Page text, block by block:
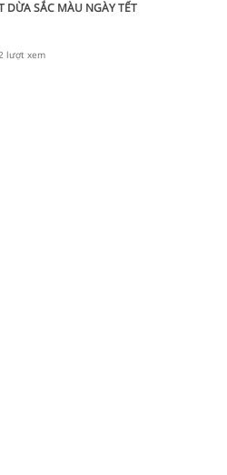
DỪA SẮC MÀU NGÀY TẾT
lượt xem